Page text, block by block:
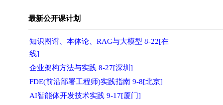
最新公开课计划
知识图谱、本体论、RAG与大模型 8-22[在
线]
企业架构方法与实践 8-27[深圳]
FDE(前沿部署工程师)实践指南 9-8[北京]
AI智能体开发技术实践 9-17[厦门]